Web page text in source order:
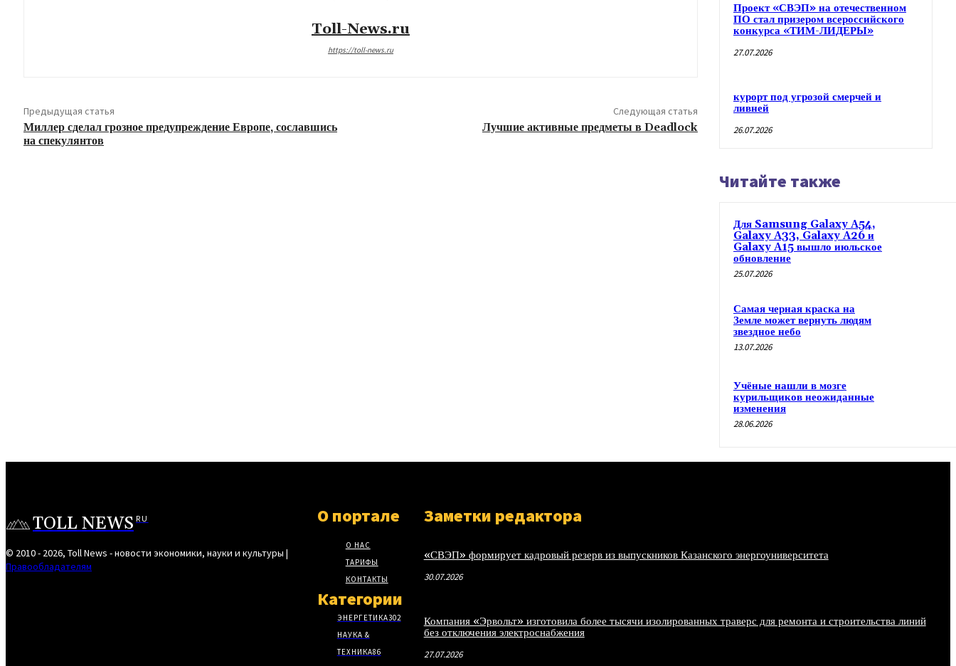
Toll-News.ru
https://toll-news.ru
Предыдущая статья
Миллер сделал грозное предупреждение Европе, сославшись
на спекулянтов
Следующая статья
Лучшие активные предметы в Deadlock
Проект «СВЭП» на отечественном
ПО стал призером всероссийского
конкурса «ТИМ-ЛИДЕРЫ»
27.07.2026
курорт под угрозой смерчей и
ливней
26.07.2026
Читайте также
Для Samsung Galaxy A54,
Galaxy A33, Galaxy A26 и
Galaxy A15 вышло июльское
обновление
25.07.2026
Самая черная краска на
Земле может вернуть людям
звездное небо
13.07.2026
Учёные нашли в мозге
курильщиков неожиданные
изменения
28.06.2026
TOLL NEWS RU
© 2010 - 2026, Toll News - новости экономики, науки и культуры |
Правообладателям
О портале
О НАС
ТАРИФЫ
КОНТАКТЫ
Категории
ЭНЕРГЕТИКА302
НАУКА &
ТЕХНИКА86
Заметки редактора
«СВЭП» формирует кадровый резерв из выпускников Казанского энергоуниверситета
30.07.2026
Компания «Эрвольт» изготовила более тысячи изолированных траверс для ремонта и строительства линий
без отключения электроснабжения
27.07.2026